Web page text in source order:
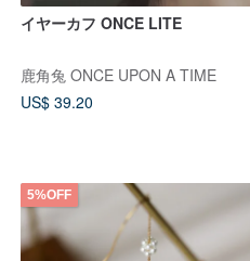
イヤーカフ ONCE LITE
鹿角兔 ONCE UPON A TIME
US$ 39.20
5%OFF